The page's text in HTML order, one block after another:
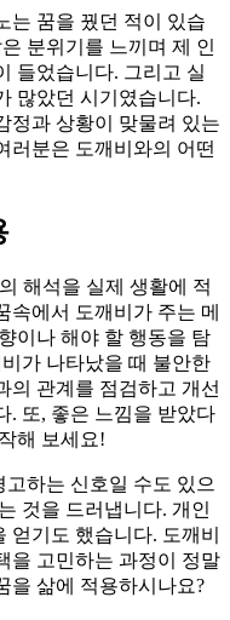
는 꿈을 꿨던 적이 있습
분위기를 느끼며 제 인
들었습니다. 그리고 실
많았던 시기였습니다.
정과 상황이 맞물려 있는
러분은 도깨비와의 어떤
해석을 실제 생활에 적
속에서 도깨비가 주는 메
이나 해야 할 행동을 탐
가 나타났을 때 불안한
의 관계를 점검하고 개선
. 또, 좋은 느낌을 받았다
해 보세요!
하는 신호일 수도 있으
것을 드러냅니다. 개인
기도 했습니다. 도깨비
을 고민하는 과정이 정말
을 삶에 적용하시나요?